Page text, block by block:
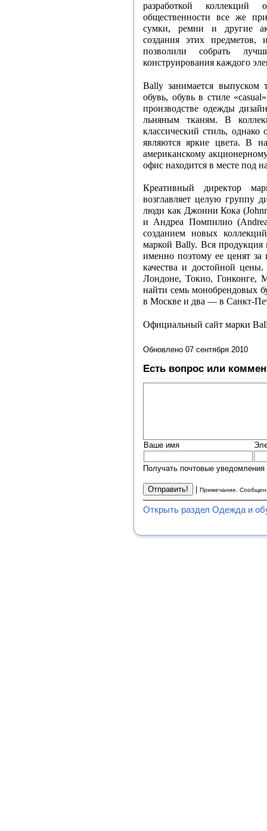
разработкой
общественности все же
сумки, ремни и другие
создания этих предметов,
позволили собрать
конструирования каждого
Bally занимается выпуском
обувь, обувь в стиле
производстве одежды
льняным тканям. В
классический стиль,
являются яркие цвета. В
американскому
офис находится в месте под
Креативный директор
возглавляет целую группу
люди как Джонни Кока
и Андреа Помпилио
созданием новых
маркой Bally. Вся продукция
именно поэтому ее ценят за
качества и достойной
Лондоне, Токио,
найти семь монобрендовых
в Москве и два — в Санкт-
Официальный сайт марки
Обновлено 07 сентября 2010
Есть вопрос или
Ваше имя
Получать почтовые
Примечание.
Открыть раздел Одежда и